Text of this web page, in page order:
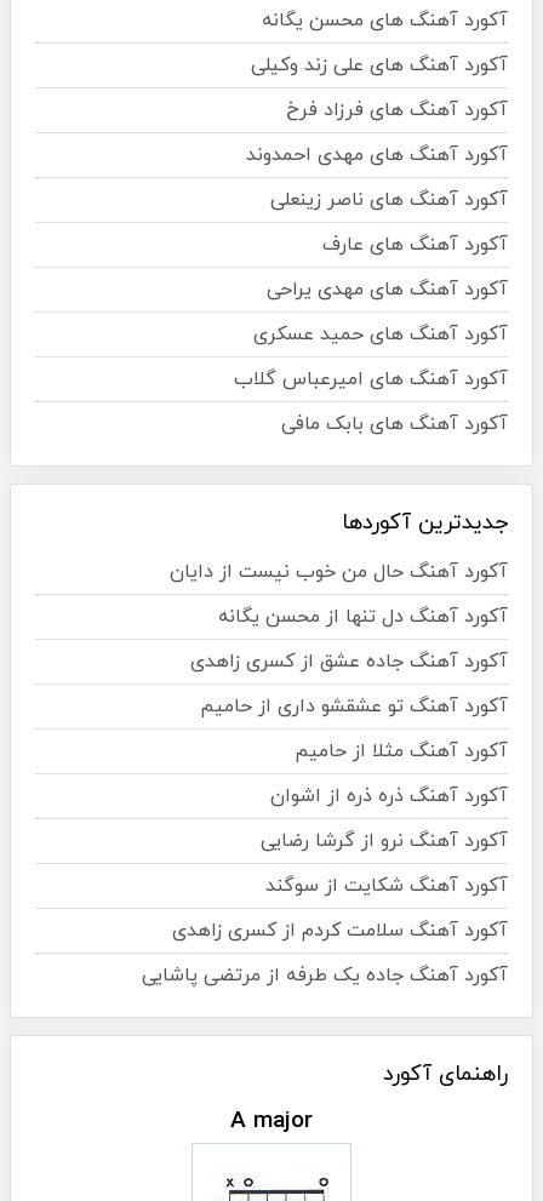
آکورد آهنگ های محسن یگانه
آکورد آهنگ های علی زند وکیلی
آکورد آهنگ های فرزاد فرخ
آکورد آهنگ های مهدی احمدوند
آکورد آهنگ های ناصر زینعلی
آکورد آهنگ های عارف
آکورد آهنگ های مهدی یراحی
آکورد آهنگ های حمید عسکری
آکورد آهنگ های امیرعباس گلاب
آکورد آهنگ های بابک مافی
جدیدترین آکوردها
آکورد آهنگ حال من خوب نیست از دایان
آکورد آهنگ دل تنها از محسن یگانه
آکورد آهنگ جاده عشق از کسری زاهدی
آکورد آهنگ تو عشقشو داری از حامیم
آکورد آهنگ مثلا از حامیم
آکورد آهنگ ذره ذره از اشوان
آکورد آهنگ نرو از گرشا رضایی
آکورد آهنگ شکایت از سوگند
آکورد آهنگ سلامت کردم از کسری زاهدی
آکورد آهنگ جاده یک طرفه از مرتضی پاشایی
راهنمای آکورد
A major